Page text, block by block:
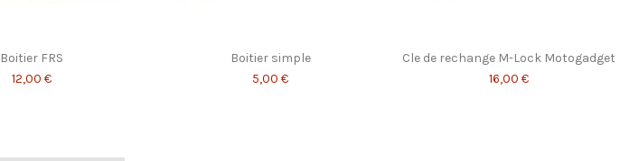
Boitier FRS
12,00 €
Boitier simple
5,00 €
Cle de rechange M-Lock Motogadget
16,00 €